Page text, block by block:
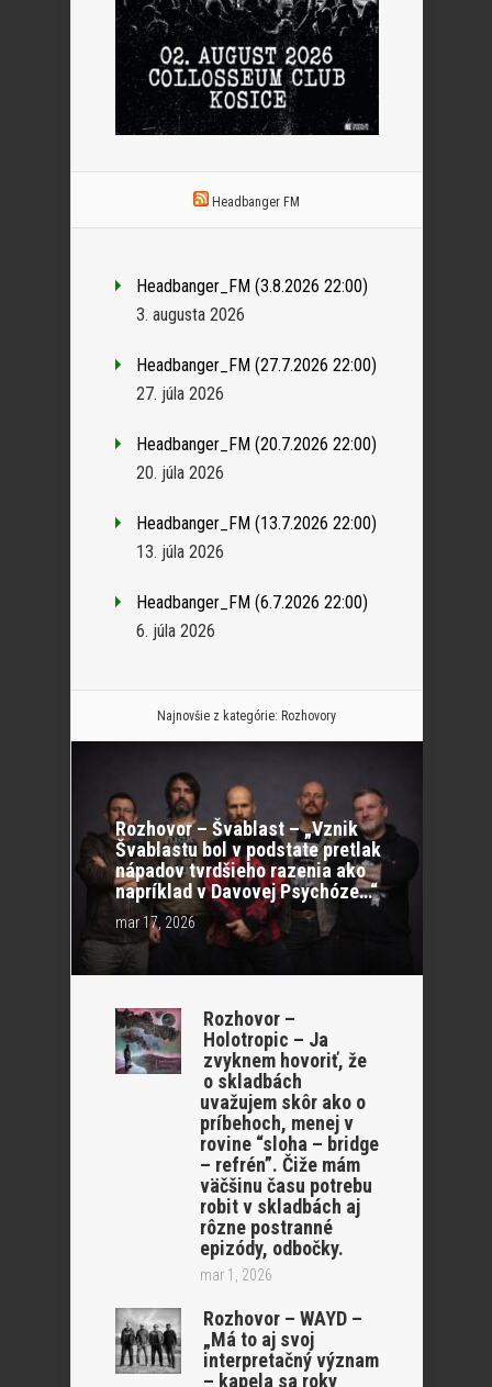
Headbanger FM
Headbanger_FM (3.8.2026 22:00)
3. augusta 2026
Headbanger_FM (27.7.2026 22:00)
27. júla 2026
Headbanger_FM (20.7.2026 22:00)
20. júla 2026
Headbanger_FM (13.7.2026 22:00)
13. júla 2026
Headbanger_FM (6.7.2026 22:00)
6. júla 2026
Najnovšie z kategórie: Rozhovory
Rozhovor – Švablast – „Vznik
Švablastu bol v podstate pretlak
nápadov tvrdšieho razenia ako
napríklad v Davovej Psychóze…“
mar 17, 2026
Rozhovor –
Holotropic – Ja
zvyknem hovoriť, že
o skladbách
uvažujem skôr ako o
príbehoch, menej v
rovine “sloha – bridge
– refrén”. Čiže mám
väčšinu času potrebu
robit v skladbách aj
rôzne postranné
epizódy, odbočky.
mar 1, 2026
Rozhovor – WAYD –
„Má to aj svoj
interpretačný význam
– kapela sa roky